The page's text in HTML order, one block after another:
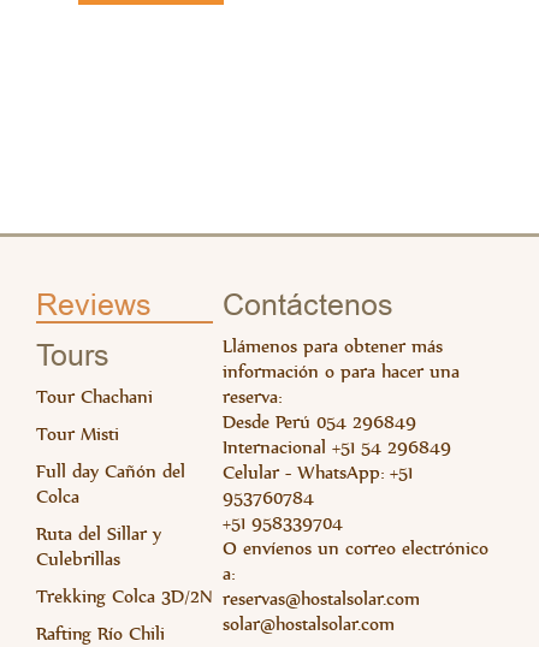
Reviews
Tours
Tour Chachani
Tour Misti
Full day Cañón del
Colca
Ruta del Sillar y
Culebrillas
Trekking Colca 3D/2N
Rafting Río Chili
Contáctenos
Llámenos para obtener más
información o para hacer una
reserva:
Desde Perú 054 296849
Internacional +51 54 296849
Celular - WhatsApp: +51
953760784
+51 958339704
O envíenos un correo electrónico
a:
reservas@hostalsolar.com
solar@hostalsolar.com